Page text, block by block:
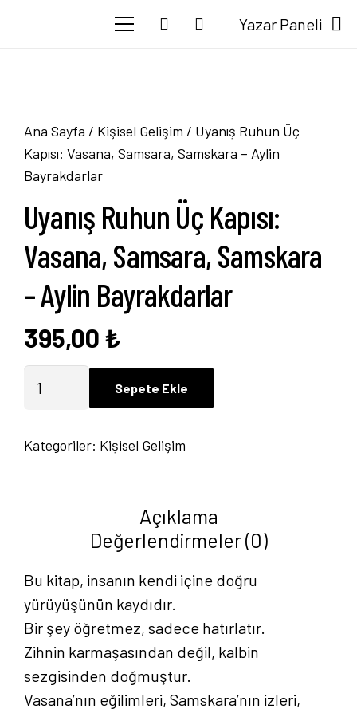
Yazar Paneli
Ana Sayfa / Kişisel Gelişim / Uyanış Ruhun Üç
Kapısı: Vasana, Samsara, Samskara – Aylin
Bayrakdarlar
Uyanış Ruhun Üç Kapısı:
Vasana, Samsara, Samskara
– Aylin Bayrakdarlar
395,00 ₺
Ruhun
Kapısı:
Bayrakdarlar
adet
Sepete Ekle
Kategoriler: Kişisel Gelişim
Açıklama
Değerlendirmeler (0)
Bu kitap, insanın kendi içine doğru
yürüyüşünün kaydıdır.
Bir şey öğretmez, sadece hatırlatır.
Zihnin karmaşasından değil, kalbin
sezgisinden doğmuştur.
Vasana’nın eğilimleri, Samskara’nın izleri,